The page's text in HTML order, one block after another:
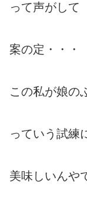
って声がして
案の定・・・
この私が娘の
っていう試練
美味しいんや